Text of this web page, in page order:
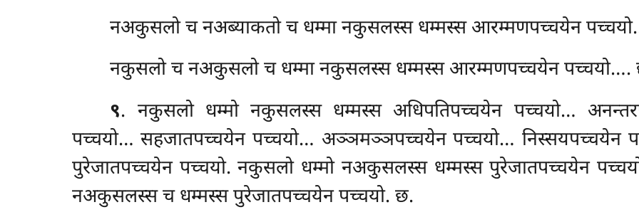
नअकुसलो च नअब्याकतो च धम्मा नकुसलस्स धम्मस्स आरम्मणपच्चयेन
नकुसलो च नअकुसलो च धम्मा नकुसलस्स धम्मस्स आरम्मणपच्चयेन पच्चयो….
९. नकुसलो धम्मो नकुसलस्स धम्मस्स अधिपतिपच्चयेन पच्चयो…
पच्चयो… सहजातपच्चयेन पच्चयो… अञ्ञमञ्ञपच्चयेन पच्चयो… निस्सयपच्चयेन
पुरेजातपच्चयेन पच्चयो. नकुसलो धम्मो नअकुसलस्स धम्मस्स पुरेजातपच्चयेन
नअकुसलस्स च धम्मस्स पुरेजातपच्चयेन पच्चयो. छ.